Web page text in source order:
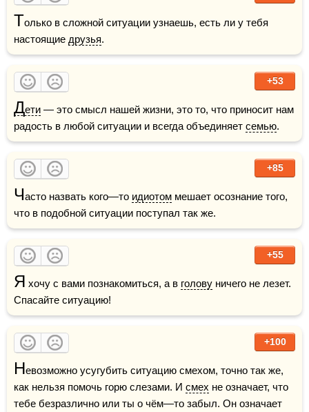
Только в сложной ситуации узнаешь, есть ли у тебя
настоящие друзья.
+53
Дети — это смысл нашей жизни, это то, что приносит нам
радость в любой ситуации и всегда объединяет семью.
+85
Часто назвать кого—то идиотом мешает осознание того,
что в подобной ситуации поступал так же.
+55
Я хочу с вами познакомиться, а в голову ничего не лезет.
Спасайте ситуацию!
+100
Невозможно усугубить ситуацию смехом, точно так же,
как нельзя помочь горю слезами. И смех не означает, что
тебе безразлично или ты о чём—то забыл. Он означает